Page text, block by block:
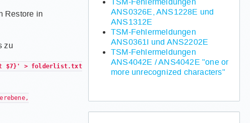
Restore in
zu
$7}' > folderlist.txt
ANS0326E, ANS1228E und
ANS1312E
TSM-Fehlermeldungen
ANS0361I und ANS2202E
TSM-Fehlermeldungen
ANS4042E / ANS4042E "one or
more unrecognized characters"